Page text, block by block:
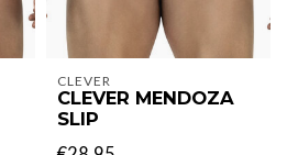
CLEVER
CLEVER MENDOZA
SLIP